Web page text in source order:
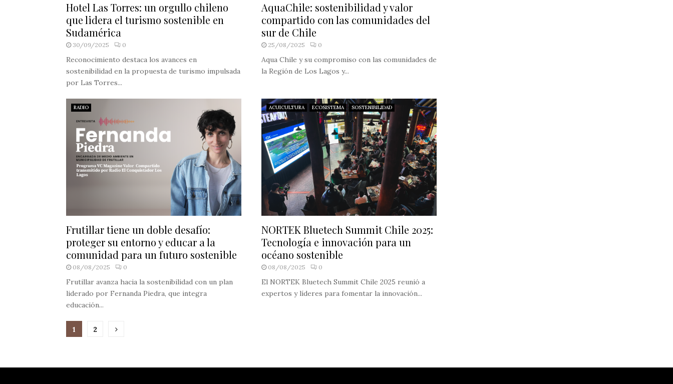
Hotel Las Torres: un orgullo chileno
que lidera el turismo sostenible en
Sudamérica
30/09/2025 0
Reconocimiento destaca los avances en
sostenibilidad en la propuesta de turismo impulsada
por Las Torres...
AquaChile: sostenibilidad y valor
compartido con las comunidades del
sur de Chile
25/08/2025 0
Aqua Chile y su compromiso con las comunidades de
la Región de Los Lagos y...
RADIO
Frutillar tiene un doble desafío:
proteger su entorno y educar a la
comunidad para un futuro sostenible
08/08/2025 0
Frutillar avanza hacia la sostenibilidad con un plan
liderado por Fernanda Piedra, que integra
educación...
ACUICULTURA ECOSISTEMA SOSTENIBILIDAD
NORTEK Bluetech Summit Chile 2025:
Tecnología e innovación para un
océano sostenible
08/08/2025 0
El NORTEK Bluetech Summit Chile 2025 reunió a
expertos y líderes para fomentar la innovación...
Paginación
entradas
1 2